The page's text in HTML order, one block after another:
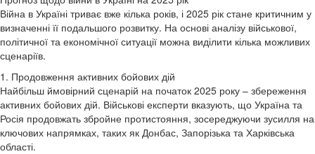
Війна в Україні триває вже кілька років, і 2025 рік стане критичним у
визначенні її подальшого розвитку. На основі аналізу військової,
політичної та економічної ситуації можна виділити кілька можливих
сценаріїв.
1. Продовження активних бойових дій
Найбільш ймовірний сценарій на початок 2025 року – збереження
активних бойових дій. Військові експерти вказують, що Україна та
Росія продовжать збройне протистояння, зосереджуючи зусилля на
ключових напрямках, таких як Донбас, Запорізька та Харківська
області.